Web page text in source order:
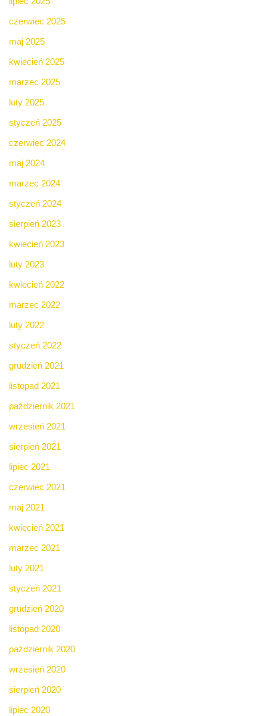
czerwiec 2025
maj 2025
kwiecień 2025
marzec 2025
luty 2025
styczeń 2025
czerwiec 2024
maj 2024
marzec 2024
styczeń 2024
sierpień 2023
kwiecień 2023
luty 2023
kwiecień 2022
marzec 2022
luty 2022
styczeń 2022
grudzień 2021
listopad 2021
październik 2021
wrzesień 2021
sierpień 2021
lipiec 2021
czerwiec 2021
maj 2021
kwiecień 2021
marzec 2021
luty 2021
styczeń 2021
grudzień 2020
listopad 2020
październik 2020
wrzesień 2020
sierpień 2020
lipiec 2020